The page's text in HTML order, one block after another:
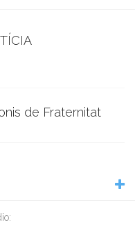
de Fraternitat